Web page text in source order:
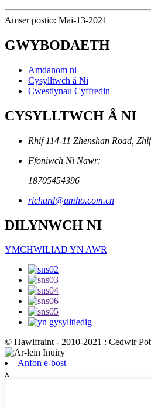
Amser postio: Mai-13-2021
GWYBODAETH
Amdanom ni
Cysylltwch â Ni
Cwestiynau Cyffredin
CYSYLLTWCH Â NI
Rhif 114-11 Zhenshan Road,
Ffoniwch Ni Nawr:
18705454396
richard@amho.com.cn
DILYNWCH NI
YMCHWILIAD YN AWR
© Hawlfraint - 2010-2021 : Cedwir
Anfon e-bost
x